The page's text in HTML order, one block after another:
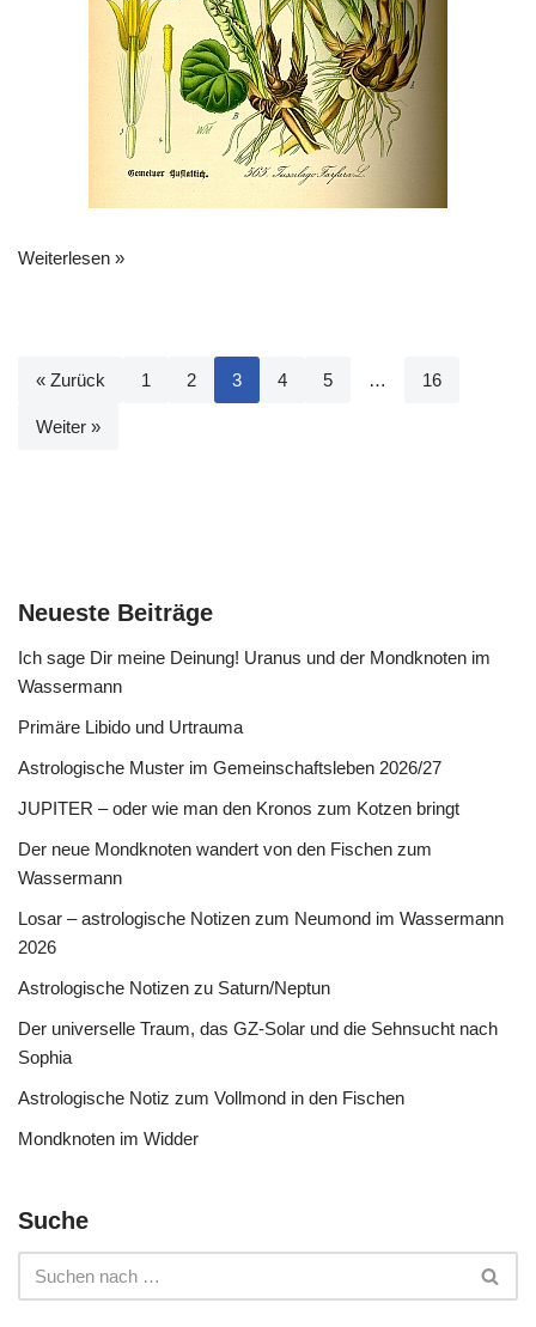
Weiterlesen »
« Zurück 1 2 3 4 5 … 16
Weiter »
Neueste Beiträge
Ich sage Dir meine Deinung! Uranus und der Mondknoten im
Wassermann
Primäre Libido und Urtrauma
Astrologische Muster im Gemeinschaftsleben 2026/27
JUPITER – oder wie man den Kronos zum Kotzen bringt
Der neue Mondknoten wandert von den Fischen zum
Wassermann
Losar – astrologische Notizen zum Neumond im Wassermann
2026
Astrologische Notizen zu Saturn/Neptun
Der universelle Traum, das GZ-Solar und die Sehnsucht nach
Sophia
Astrologische Notiz zum Vollmond in den Fischen
Mondknoten im Widder
Suche